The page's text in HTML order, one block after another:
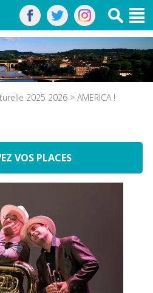
2025 2026 > AMERICA !
VOS PLACES